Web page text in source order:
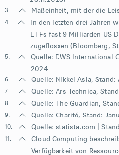
3. Maßeinheit, mit der die
4.
In den letzten drei Jahren
ETFs fast 9 Milliarden US
zugeflossen (Bloomberg,
5.
Quelle: DWS International
2024
6. Quelle: Nikkei Asia, Stand:
7. Quelle:Ars Technica,
8. Quelle:The Guardian,
9. Quelle:Charité, Stand:
10. Quelle:statista.com |
11.
Cloud Computing
Verfügbarkeit von